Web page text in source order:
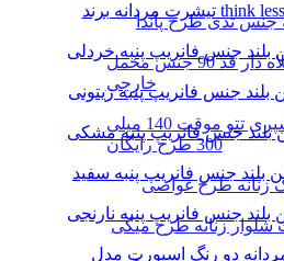
جنس تدی طرح پاندا
هودی کلاه دار قد 90 جنس مخمل
خارجی
اسپری تتو موقت 140 میلی ROLS با
300 طرح رایگان
زنانه طرح غواصی
زنانه طرح میکی
بلند جنس فانریپ پنبه خردلی
بلند جنس فانریپ پنبه زیتونی
بلند جنس فانریپ پنبه مشکی
بلند جنس فانریپ پنبه سفید
بلند جنس فانریپ پنبه نارنجی